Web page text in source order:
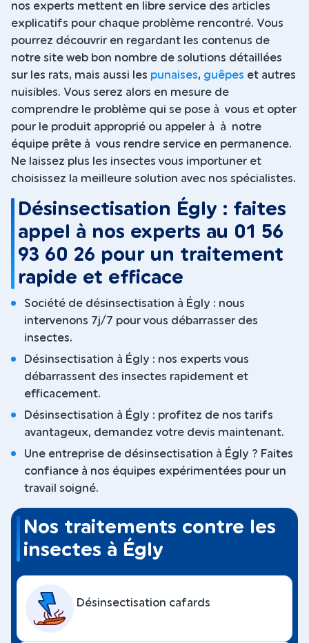
nos experts mettent en libre service des articles
explicatifs pour chaque problème rencontré. Vous
pourrez découvrir en regardant les contenus de
notre site web bon nombre de solutions détaillées
sur les rats, mais aussi les punaises, guêpes et autres
nuisibles. Vous serez alors en mesure de
comprendre le problème qui se pose à vous et opter
pour le produit approprié ou appeler à à notre
équipe prête à vous rendre service en permanence.
Ne laissez plus les insectes vous importuner et
choisissez la meilleure solution avec nos spécialistes.
Désinsectisation Égly : faites
appel à nos experts au 01 56
93 60 26 pour un traitement
rapide et efficace
Société de désinsectisation à Égly : nous
intervenons 7j/7 pour vous débarrasser des
insectes.
Désinsectisation à Égly : nos experts vous
débarrassent des insectes rapidement et
efficacement.
Désinsectisation à Égly : profitez de nos tarifs
avantageux, demandez votre devis maintenant.
Une entreprise de désinsectisation à Égly ? Faites
confiance à nos équipes expérimentées pour un
travail soigné.
Nos traitements contre les
insectes à Égly
Désinsectisation cafards